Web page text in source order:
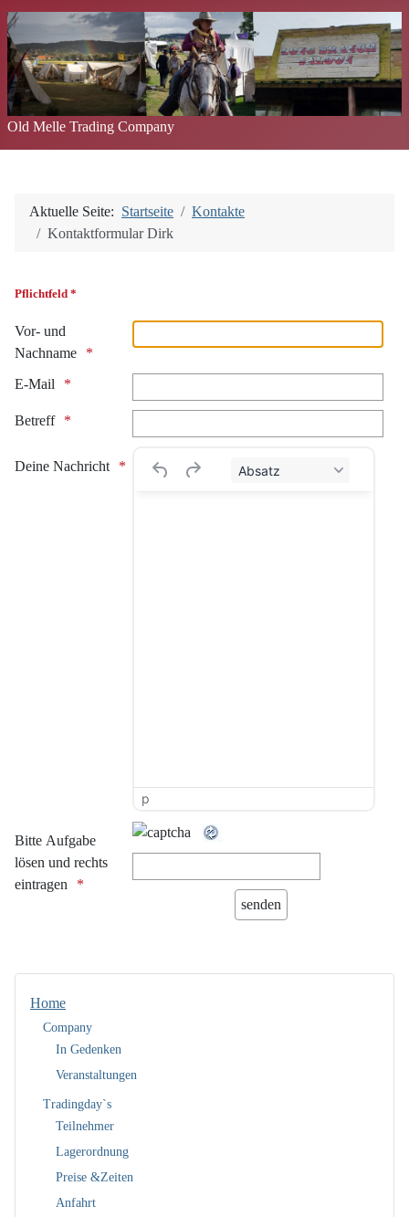
Old Melle Trading Company
Aktuelle Seite: Startseite
Kontakte
Kontaktformular Dirk
Pflichtfeld *
Vor- und
Nachname
E-Mail
Betreff
Deine Nachricht Absatz
p
Bitte Aufgabe
lösen und rechts
eintragen
Home
Company
In Gedenken
Veranstaltungen
Tradingday`s
Teilnehmer
Lagerordnung
Preise &Zeiten
Anfahrt